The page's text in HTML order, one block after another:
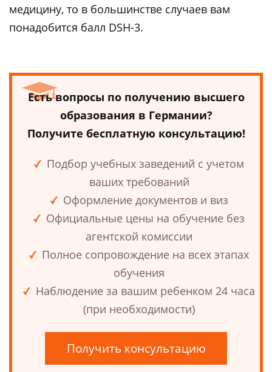
медицину, то в большинстве случаев вам
понадобится балл DSH-3.
Есть вопросы по получению высшего
образования в Германии?
Получите бесплатную консультацию!
Подбор учебных заведений с учетом
ваших требований
Оформление документов и виз
Официальные цены на обучение без
агентской комиссии
Полное сопровождение на всех этапах
обучения
Наблюдение за вашим ребенком 24 часа
(при необходимости)
Получить консультацию